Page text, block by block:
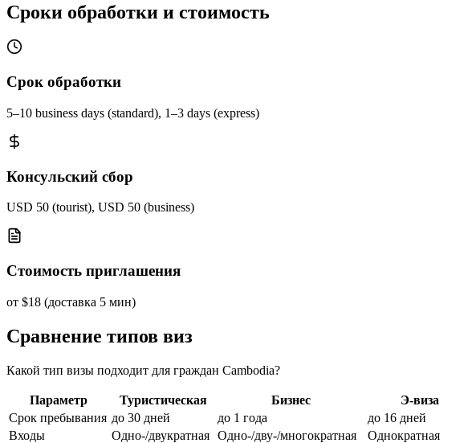
Сроки обработки и стоимость
Срок обработки
5–10 business days (standard), 1–3 days (express)
Консульский сбор
USD 50 (tourist), USD 50 (business)
Стоимость приглашения
от $18 (доставка 5 мин)
Сравнение типов виз
Какой тип визы подходит для граждан Cambodia?
Параметр Туристическая Бизнес
Э-виза
Срок пребывания до 30 дней до 1 года
до 16 дней
Входы
Одно-/двукратная Одно-/дву-/многократная
Однократная